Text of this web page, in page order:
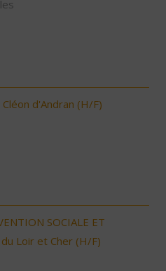
d'Andran (H/F)
SOCIALE ET
du Loir et Cher (H/F)